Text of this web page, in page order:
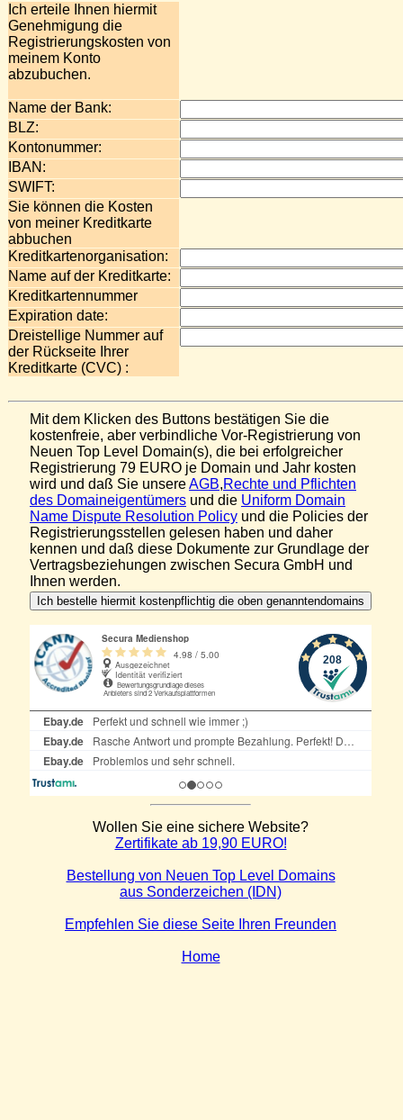
Ich erteile Ihnen hiermit
Genehmigung die
Registrierungskosten von
meinem Konto
abzubuchen.
Name der Bank:
BLZ:
Kontonummer:
IBAN:
SWIFT:
Sie können die Kosten
von meiner Kreditkarte
abbuchen
Kreditkartenorganisation:
Name auf der Kreditkarte:
Kreditkartennummer
Expiration date:
Dreistellige Nummer auf
der Rückseite Ihrer
Kreditkarte (CVC) :
Mit dem Klicken des Buttons bestätigen Sie die
kostenfreie, aber verbindliche Vor-Registrierung von
Neuen Top Level Domain(s), die bei erfolgreicher
Registrierung 79 EURO je Domain und Jahr kosten
wird und daß Sie unsereAGB,Rechte und Pflichten
des Domaineigentümers und die Uniform Domain
Name Dispute Resolution Policy und die Policies der
Registrierungsstellen gelesen haben und daher
kennen und daß diese Dokumente zur Grundlage der
Vertragsbeziehungen zwischen Secura GmbH und
Ihnen werden.
Wollen Sie eine sichere Website?
Zertifikate ab 19,90 EURO!
Bestellung von Neuen Top Level Domains
aus Sonderzeichen (IDN)
Empfehlen Sie diese Seite Ihren Freunden
Home